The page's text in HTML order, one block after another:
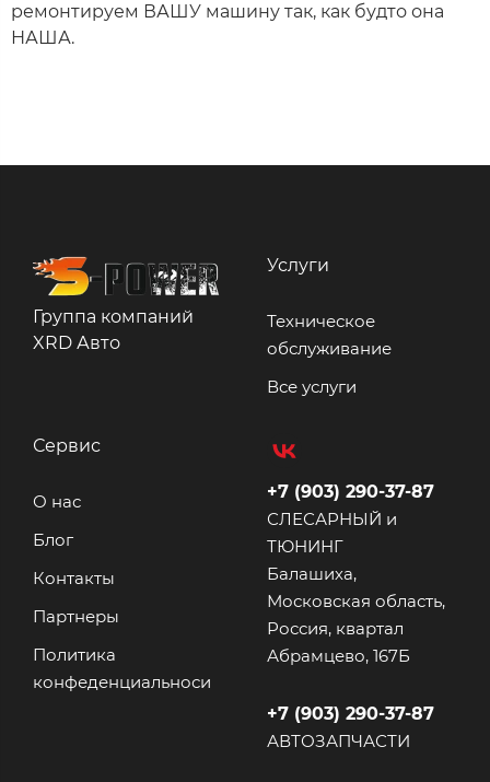
ремонтируем ВАШУ машину так, как будто она
НАША.​​
Группа компаний
XRD Авто
Услуги
Техническое
обслуживание
Все услуги
Сервис
О нас
Блог
Контакты
Партнеры
Политика
конфеденциальноси
+7 (903) 290-37-87
СЛЕСАРНЫЙ и
ТЮНИНГ
Балашиха,
Московская область,
Россия, квартал
Абрамцево, 167Б
+7 (903) 290-37-87
АВТОЗАПЧАСТИ